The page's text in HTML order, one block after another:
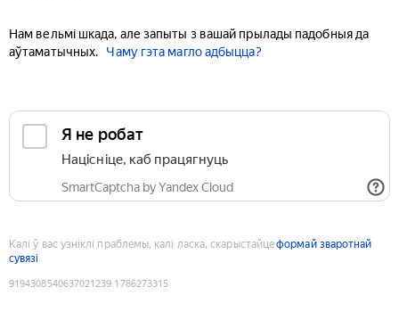
Нам вельмі шкада, але запыты з вашай прылады падобныя да
аўтаматычных.
Чаму гэта магло адбыцца?
Я не робат
Націсніце, каб працягнуць
SmartCaptcha by Yandex Cloud
Калі ў вас узніклі праблемы, калі ласка, скарыстайцеформай зваротнай
сувязі
9194308540637021239:1786273315